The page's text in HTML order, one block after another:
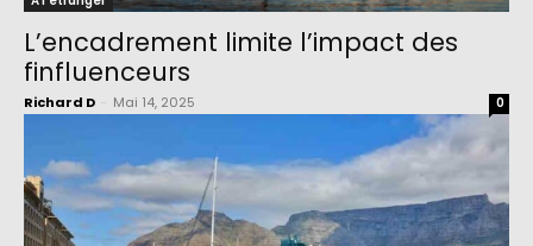
L’encadrement limite l’impact des
finfluenceurs
Richard D Mai 14, 2025 0